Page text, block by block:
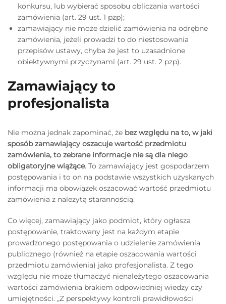
konkursu, lub wybierać sposobu obliczania wartości
zamówienia (art. 29 ust. 1 pzp);
zamawiający nie może dzielić zamówienia na odrębne
zamówienia, jeżeli prowadzi to do niestosowania
przepisów ustawy, chyba że jest to uzasadnione
obiektywnymi przyczynami (art. 29 ust. 2 pzp).
Zamawiający to
profesjonalista
Nie można jednak zapominać, że bez względu na to, w jaki
sposób zamawiający oszacuje wartość przedmiotu
zamówienia, to zebrane informacje nie są dla niego
obligatoryjne wiążące. To zamawiający jest gospodarzem
postępowania i to on na podstawie wszystkich uzyskanych
informacji ma obowiązek oszacować wartość przedmiotu
zamówienia z należytą starannością.
Co więcej, zamawiający jako podmiot, który ogłasza
postępowanie, traktowany jest na każdym etapie
prowadzonego postępowania o udzielenie zamówienia
publicznego (również na etapie oszacowania wartości
przedmiotu zamówienia) jako profesjonalista. Z tego
względu nie może tłumaczyć nienależytego oszacowania
wartości zamówienia brakiem odpowiedniej wiedzy czy
umiejętności. „Z perspektywy kontroli prawidłowości